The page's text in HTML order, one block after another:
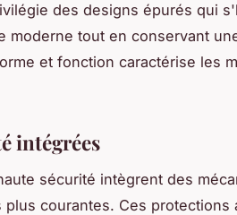
des designs épurés qui
moderne tout en conservant
et fonction caractérise les
intégrées
sécurité intègrent des
courantes. Ces protections